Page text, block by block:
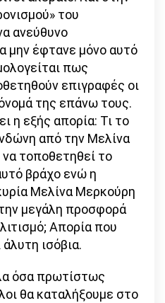
του
ανεύθυνο
μην έφτανε μόνο αυτό
πως
επιγραφές οι
της επάνω τους.
η εξής απορία: Τι το
από την Μελίνα
τοποθετηθεί το
βράχο ενώ η
Μελίνα Μερκούρη
την μεγάλη προσφορά
Απορία που
ισόβια.
όσα πρωτίστως
θα καταλήξουμε στο